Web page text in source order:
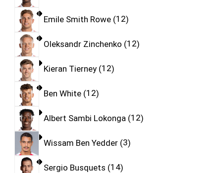
Emile Smith Rowe 12
Oleksandr Zinchenko 12
Kieran Tierney 12
Ben White 12
Albert Sambi Lokonga 12
Wissam Ben Yedder 3
Sergio Busquets 14